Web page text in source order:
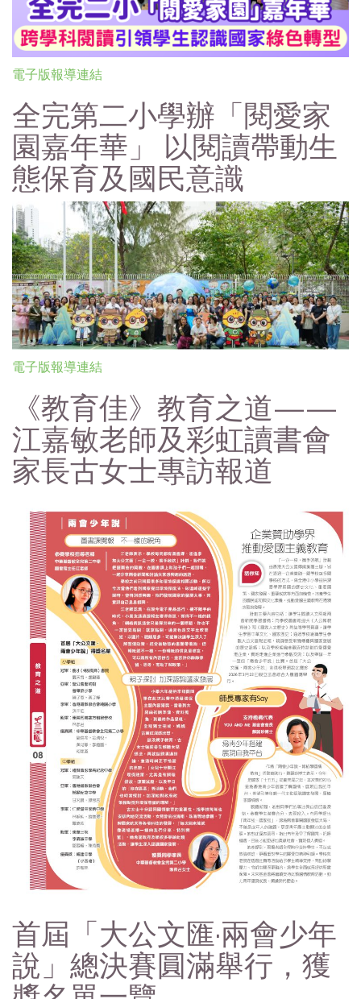
電子版報導連結
全完第二小學辦「閱愛家
園嘉年華」 以閱讀帶動生
態保育及國民意識
電子版報導連結
《教育佳》教育之道——
江嘉敏老師及彩虹讀書會
家長古女士專訪報道
首屆「大公文匯·兩會少年
說」總決賽圓滿舉行，獲